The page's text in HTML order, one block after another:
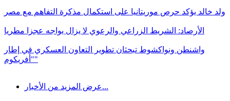
ولد خالد يؤكد حرص موريتانيا على استكمال مذكرة التفاهم مع مصر
الأرصاد: الشريط الزراعي والرعوي لا يزال يواجه عجزا مطريا
واشنطن ونواكشوط تبحثان تطوير التعاون العسكري في إطار
"أفريكوم"
عرض المزيد من الأخبار...